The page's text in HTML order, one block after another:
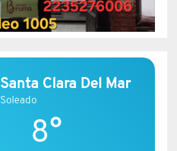
Santa Clara Del Mar
Soleado
8°